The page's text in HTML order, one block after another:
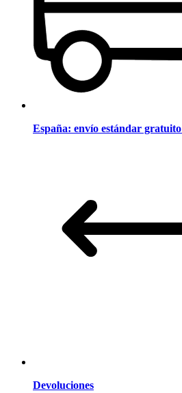
España: envío estándar gratuito
Devoluciones